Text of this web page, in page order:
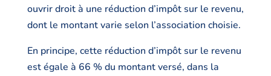
ouvrir droit à une réduction d’impôt sur le revenu,
dont le montant varie selon l’association choisie.
En principe, cette réduction d’impôt sur le revenu
est égale à 66 % du montant versé, dans la